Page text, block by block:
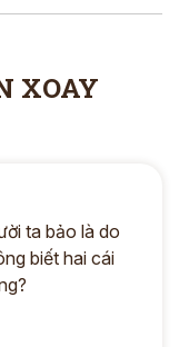
XOAY
ta bảo là do
biết hai cái